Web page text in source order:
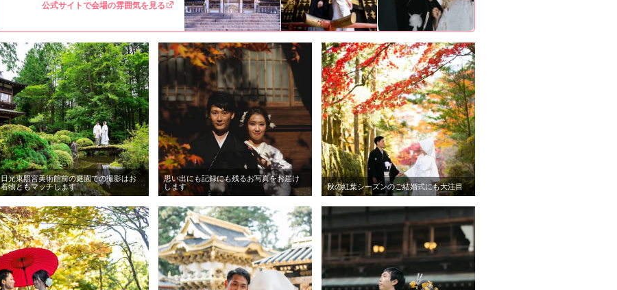
公式サイトで会場の雰囲気を見る
日光東照宮美術館前の庭園での撮影はお
着物ともマッチします
思い出にも記録にも残るお写真をお届け
します
秋の紅葉シーズンのご結婚式にも大注目